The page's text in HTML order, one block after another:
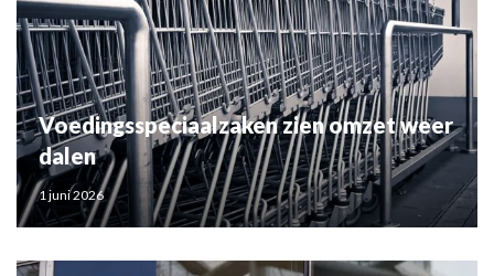
Voedingsspeciaalzaken zien omzet weer
dalen
1 juni 2026